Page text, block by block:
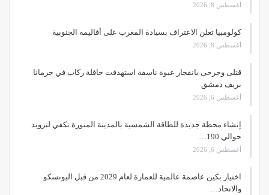
أغسطس 8, 2026
كولومبيا تعلن الاعتراف بسيادة المغرب على أقاليمه الجنوبية
أغسطس 8, 2026
قتلى وجرحى بانفجار عبوة ناسفة استهدفت حافلة ركاب في جرمانا
بريف دمشق
أغسطس 6, 2026
إنشاء محطة جديدة للطاقة الشمسية بالمدينة المنورة تكفي لتزويد
حوالي 190…
أغسطس 6, 2026
اختيار بكين عاصمة عالمية للعمارة لعام 2029 من قبل اليونسكو
والاتحاد…